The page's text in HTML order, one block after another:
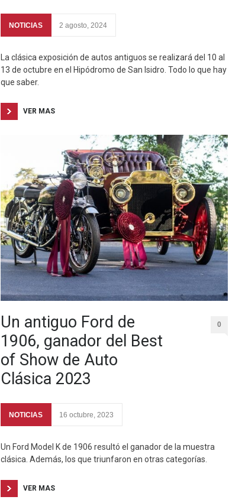
NOTICIAS 2 agosto, 2024
La clásica exposición de autos antiguos se realizará del 10 al
13 de octubre en el Hipódromo de San Isidro. Todo lo que hay
que saber.
VER MAS
Un antiguo Ford de
1906, ganador del Best
of Show de Auto
Clásica 2023
0
NOTICIAS 16 octubre, 2023
Un Ford Model K de 1906 resultó el ganador de la muestra
clásica. Además, los que triunfaron en otras categorías.
VER MAS